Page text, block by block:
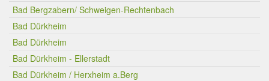
Bad Bergzabern/ Schweigen-Rechtenbach
Bad Dürkheim
Bad Dürkheim
Bad Dürkheim - Ellerstadt
Bad Dürkheim / Herxheim a.Berg